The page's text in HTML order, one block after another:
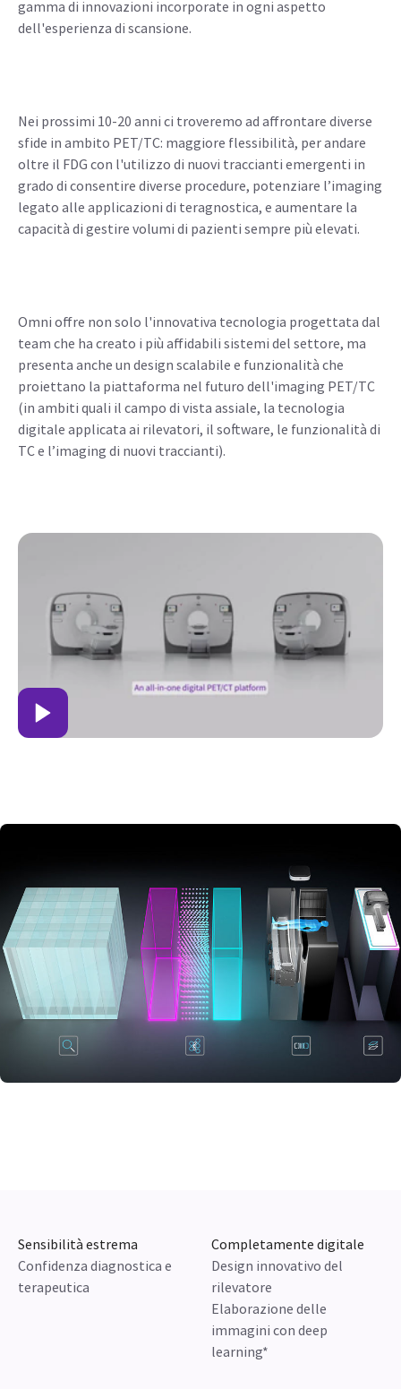
gamma di innovazioni incorporate in ogni aspetto
dell'esperienza di scansione.
Nei prossimi 10-20 anni ci troveremo ad affrontare diverse
sfide in ambito PET/TC: maggiore flessibilità, per andare
oltre il FDG con l'utilizzo di nuovi traccianti emergenti in
grado di consentire diverse procedure, potenziare l’imaging
legato alle applicazioni di teragnostica, e aumentare la
capacità di gestire volumi di pazienti sempre più elevati.
Omni offre non solo l'innovativa tecnologia progettata dal
team che ha creato i più affidabili sistemi del settore, ma
presenta anche un design scalabile e funzionalità che
proiettano la piattaforma nel futuro dell'imaging PET/TC
(in ambiti quali il campo di vista assiale, la tecnologia
digitale applicata ai rilevatori, il software, le funzionalità di
TC e l’imaging di nuovi traccianti).
Sensibilità estrema
Confidenza diagnostica e
terapeutica
Completamente digitale
Design innovativo del
rilevatore
Elaborazione delle
immagini con deep
learning*